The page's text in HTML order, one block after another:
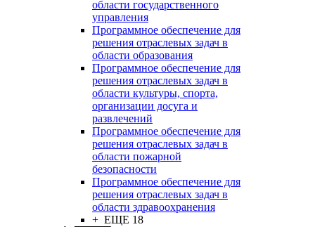
области государственного
управления
Программное обеспечение для
решения отраслевых задач в
области образования
Программное обеспечение для
решения отраслевых задач в
области культуры, спорта,
организации досуга и
развлечений
Программное обеспечение для
решения отраслевых задач в
области пожарной
безопасности
Программное обеспечение для
решения отраслевых задач в
области здравоохранения
+ ЕЩЕ 18